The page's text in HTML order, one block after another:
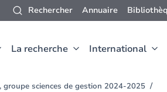
Rechercher Annuaire
La recherche International
sciences de gestion 2024-2025